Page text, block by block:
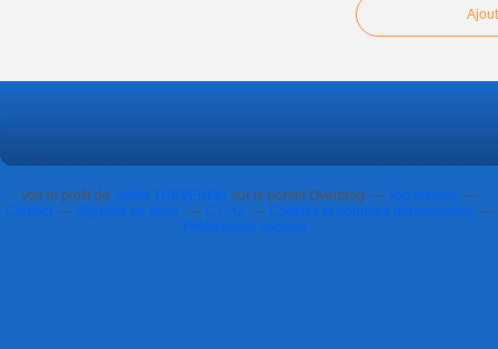
Voir le profil deJulien THEVENON sur le portail Overblog
Top articles
Contact
Signaler un abus C.G.U.
Cookies et données personnelles
Préférences cookies